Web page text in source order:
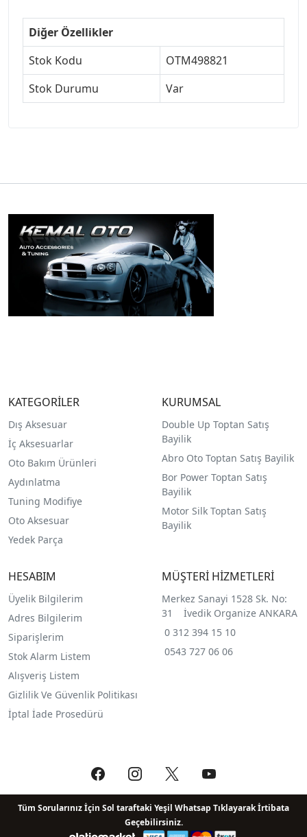
Diğer Özellikler
Stok Kodu
OTM498821
Stok Durumu
Var
KATEGORİLER
Dış Aksesuar
İç Aksesuarlar
Oto Bakım Ürünleri
Aydınlatma
Tuning Modifiye
Oto Aksesuar
Yedek Parça
KURUMSAL
Double Up Toptan Satış
Bayilik
Abro Oto Toptan Satış Bayilik
Bor Power Toptan Satış
Bayilik
Motor Silk Toptan Satış
Bayilik
HESABIM
Üyelik Bilgilerim
Adres Bilgilerim
Siparişlerim
Stok Alarm Listem
Alışveriş Listem
Gizlilik Ve Güvenlik Politikası
İptal İade Prosedürü
MÜŞTERİ HİZMETLERİ
Merkez Sanayi 1528 Sk. No:
31 İvedik Organize ANKARA
0 312 394 15 10
0543 727 06 06
Tüm Sorularınız İçin Sol taraftaki Yeşil Whatsap Tıklayarak İrtibata
Geçebilirsiniz.